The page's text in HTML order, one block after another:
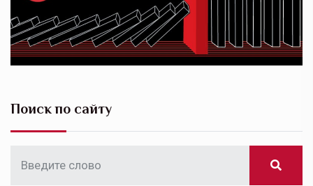
Поиск по сайту